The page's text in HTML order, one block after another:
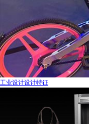
工业设计设计特征